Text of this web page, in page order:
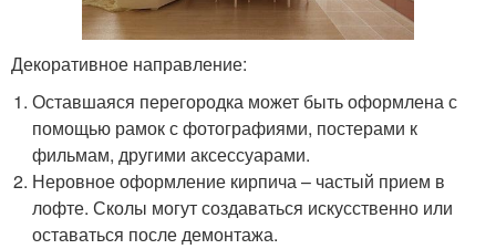
Декоративное направление:
Оставшаяся перегородка может быть оформлена с
помощью рамок с фотографиями, постерами к
фильмам, другими аксессуарами.
Неровное оформление кирпича – частый прием в
лофте. Сколы могут создаваться искусственно или
оставаться после демонтажа.